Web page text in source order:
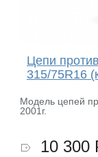
Цепи
315/75R16
Модель цепей
2001г.
10 300